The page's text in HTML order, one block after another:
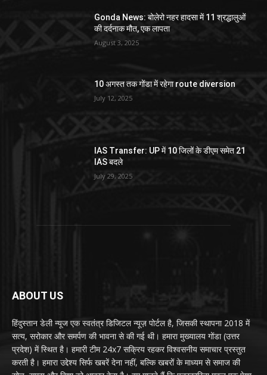
Gonda News: बोलेरो नहर हादसा में 11 श्रद्धालुओं
की दर्दनाक मौत, एक लापता
August 3, 2025
10 अगस्त तक गोंडा में रहेगा route diversion
July 12, 2025
IAS Transfer: UP में 10 जिलों के डीएम समेत 21
IAS बदले
July 29, 2025
ABOUT US
हिंदुस्तान डेली न्यूज एक स्वतंत्र डिजिटल न्यूज़ पोर्टल है, जिसकी स्थापना 2018 में
सत्य, सरोकार और समर्पण की भावना से की गई थी। हमारा मुख्यालय गोंडा (उत्तर
प्रदेश) में स्थित है। हमारी टीम 24x7 सक्रिय रहकर विश्वसनीय समाचार प्रस्तुत
करती है। हमारा उद्देश्य सिर्फ खबरें देना नहीं, बल्कि खबरों के माध्यम से समाज की